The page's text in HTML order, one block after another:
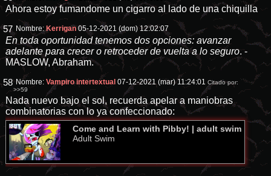
Ahora estoy fumandome un cigarro al lado de una chiquilla
57 Nombre:Kerrigan 05-12-2021 (dom) 12:02:07
En toda oportunidad tenemos dos opciones: avanzar
adelante para crecer o retroceder de vuelta a lo seguro. -
MASLOW, Abraham.
58 Nombre:Vampiro intertextual 07-12-2021 (mar) 11:24:01 Citado por:
>>59
Nada nuevo bajo el sol, recuerda apelar a maniobras
combinatorias con lo ya confeccionado:
Come and Learn with Pibby! | adult swim
Adult Swim